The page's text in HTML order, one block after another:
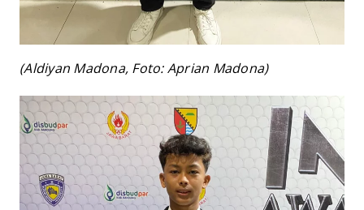
(Aldiyan Madona, Foto: Aprian Madona)